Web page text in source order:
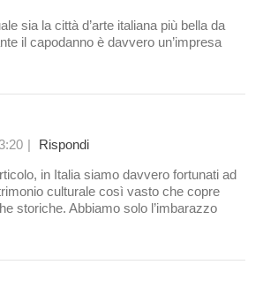
sia la città d’arte italiana più bella da
il capodanno è davvero un’impresa
|
Rispondi
in Italia siamo davvero fortunati ad
culturale così vasto che copre
storiche. Abbiamo solo l’imbarazzo